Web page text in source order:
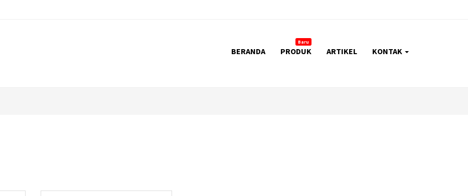
BERANDA PRODUK
Baru
ARTIKEL KONTAK